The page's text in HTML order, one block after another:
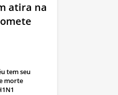
atira na
tem seu
morte